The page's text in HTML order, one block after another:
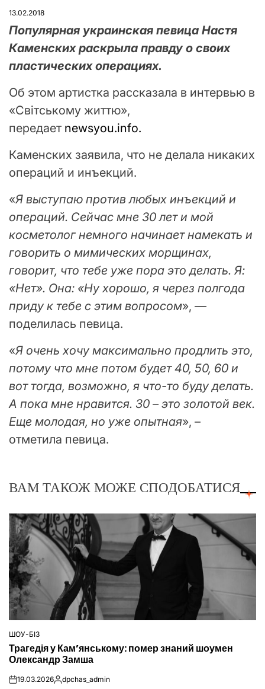
13.02.2018
Популярная украинская певица Настя
Каменских раскрыла правду о своих
пластических операциях.
Об этом артистка рассказала в интервью в
«Світському життю»,
передает newsyou.info.
Каменских заявила, что не делала никаких
операций и инъекций.
«Я выступаю против любых инъекций и
операций. Сейчас мне 30 лет и мой
косметолог немного начинает намекать и
говорить о мимических морщинах,
говорит, что тебе уже пора это делать. Я:
«Нет». Она: «Ну хорошо, я через полгода
приду к тебе с этим вопросом», —
поделилась певица.
«Я очень хочу максимально продлить это,
потому что мне потом будет 40, 50, 60 и
вот тогда, возможно, я что-то буду делать.
А пока мне нравится. 30 – это золотой век.
Еще молодая, но уже опытная», –
отметила певица.
ВАМ ТАКОЖ МОЖЕ СПОДОБАТИСЯ
ОПУБЛІКУВАТИ
ШОУ-БІЗ
Трагедія у Кам’янському: помер знаний шоумен
Олександр Замша
on19.03.2026Опубліковано
dpchas_admin